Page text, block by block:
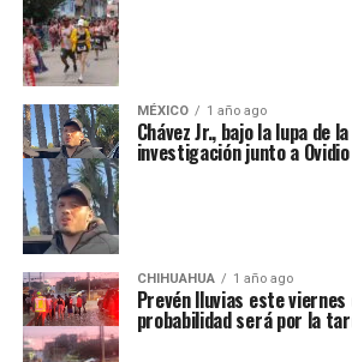
MÉXICO 1 año ago
Chávez Jr., bajo la lupa de
investigación junto a Ovidio
CHIHUAHUA 1 año ago
Prevén lluvias este viernes
probabilidad será por la